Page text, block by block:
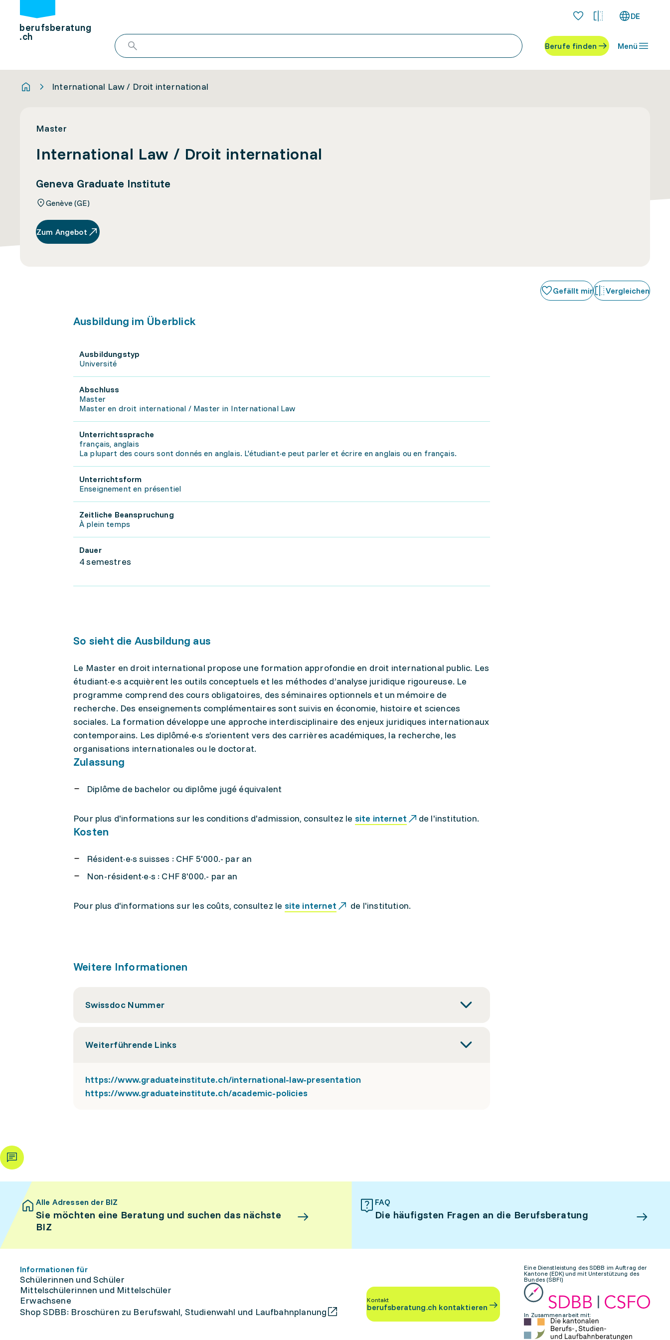
berufsberatung
.ch
DE
Berufe finden Menü
International Law / Droit international
Master
International Law / Droit international
Geneva Graduate Institute
Genève (GE)
Zum Angebot
Gefällt mir Vergleichen
Ausbildung im Überblick
Ausbildungstyp
Université
Abschluss
Master
Master en droit international / Master in International Law
Unterrichtssprache
français, anglais
La plupart des cours sont donnés en anglais. L'étudiant·e peut parler et écrire en anglais ou en français.
Unterrichtsform
Enseignement en présentiel
Zeitliche Beanspruchung
À plein temps
Dauer
4 semestres
So sieht die Ausbildung aus
Le Master en droit international propose une formation approfondie en droit international public. Les
étudiant·e·s acquièrent les outils conceptuels et les méthodes d’analyse juridique rigoureuse. Le
programme comprend des cours obligatoires, des séminaires optionnels et un mémoire de
recherche. Des enseignements complémentaires sont suivis en économie, histoire et sciences
sociales. La formation développe une approche interdisciplinaire des enjeux juridiques internationaux
contemporains. Les diplômé·e·s s’orientent vers des carrières académiques, la recherche, les
organisations internationales ou le doctorat.
Zulassung
Diplôme de bachelor ou diplôme jugé équivalent
Pour plus d'informations sur les conditions d'admission, consultez le site internet de l'institution.
Kosten
Résident·e·s suisses : CHF 5'000.- par an
Non-résident·e·s : CHF 8'000.- par an
Pour plus d'informations sur les coûts, consultez le site internet de l'institution.
Weitere Informationen
Swissdoc Nummer
Weiterführende Links
https://www.graduateinstitute.ch/international-law-presentation
https://www.graduateinstitute.ch/academic-policies
Alle Adressen der BIZ
Sie möchten eine Beratung und suchen das nächste
BIZ
FAQ
Die häufigsten Fragen an die Berufsberatung
Informationen für
Schülerinnen und Schüler
Mittelschülerinnen und Mittelschüler
Erwachsene
Shop SDBB: Broschüren zu Berufswahl, Studienwahl und Laufbahnplanung
Kontakt
berufsberatung.ch kontaktieren
Eine Dienstleistung des SDBB im Auftrag der
Kantone (EDK) und mit Unterstützung des
Bundes (SBFI)
In Zusammenarbeit mit: